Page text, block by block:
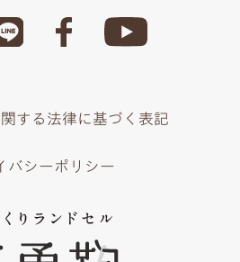
する法律に基づく表記
バシーポリシー